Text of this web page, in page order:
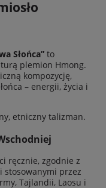
Słońca” to
plemion Hmong.
kompozycję,
– energii, życia i
etniczny talizman.
ręcznie, zgodnie z
przez
Tajlandii, Laosu i